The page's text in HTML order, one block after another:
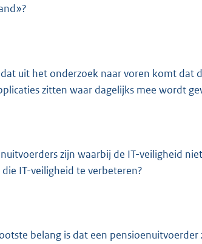
uit het onderzoek naar voren komt dat
zitten waar dagelijks mee wordt
zijn waarbij de IT-veiligheid
IT-veiligheid te verbeteren?
belang is dat een pensioenuitvoerder